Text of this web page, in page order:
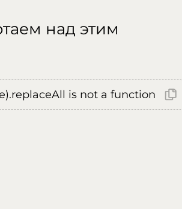
над этим
is not a function